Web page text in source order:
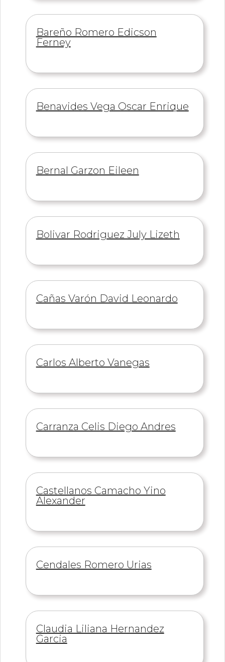
Información
de
Bareño Romero Edicson
Ferney
Información
Benavides Vega Oscar Enrique
Información
Bernal Garzon Eileen
Información
Bolivar Rodriguez July Lizeth
Información
Cañas Varón David Leonardo
Información
Carlos Alberto Vanegas
Información
Carranza Celis Diego Andres
Información
de
Castellanos Camacho Yino
Alexander
Información
Cendales Romero Urias
Información
de
Claudia Liliana Hernandez
Garcia